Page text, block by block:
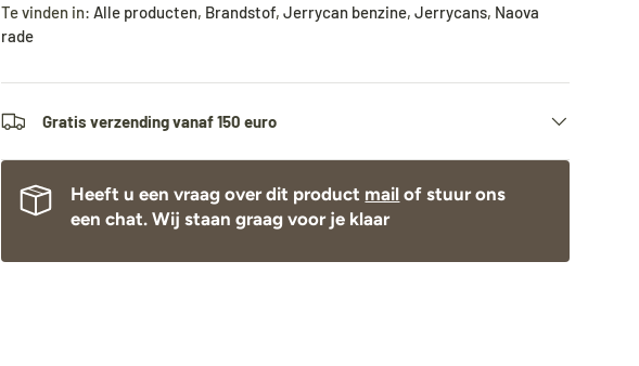
Te vinden in: Alle producten, Brandstof,Jerrycan benzine,Jerrycans, Naova
rade
Gratis verzending vanaf 150 euro
Heeft u een vraag over dit product mail of stuur ons
een chat. Wij staan graag voor je klaar